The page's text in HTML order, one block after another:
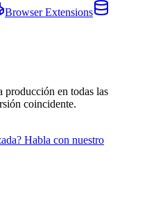
Browser Extensions
producción en todas las
coincidente.
Habla con nuestro